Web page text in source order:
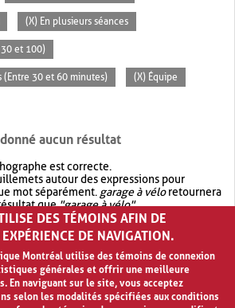
(X) En plusieurs séances
et 100)
30 et 60 minutes) (X) Équipe
aucun résultat
est correcte.
autour des expressions pour
mot séparément. garage à véloretournera
que"garage à vélo".
votre recherche avec OR.garage OR vélo
plus de résultat quegarage à vélo
DES TÉMOINS AFIN DE
DE NAVIGATION.
Montréal utilise des témoins de connexion
générales et offrir une meilleure
En naviguant sur le site, vous acceptez
selon les modalités spécifiées aux conditions